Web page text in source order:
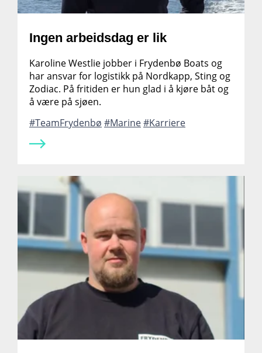
Ingen arbeidsdag er lik
Karoline Westlie jobber i Frydenbø Boats og
har ansvar for logistikk på Nordkapp, Sting og
Zodiac. På fritiden er hun glad i å kjøre båt og
å være på sjøen.
TeamFrydenbø
Marine Karriere